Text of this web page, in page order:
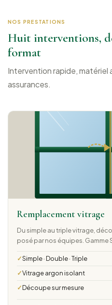
NOS PRESTATIONS
Huit interventions,
format
Intervention rapide, matériel
assurances.
Remplacement vitrage
Du simple au triple vitrage,
posé par nos équipes. Gamme
Simple · Double · Triple
Vitrage argon isolant
Découpe sur mesure